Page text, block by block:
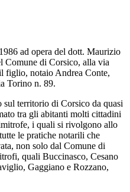
ad opera del dott. Maurizio
Comune di Corsico, alla via
figlio, notaio Andrea Conte,
Torino n. 89.
territorio di Corsico da quasi
tra gli abitanti molti cittadini
i quali si rivolgono allo
le pratiche notarili che
non solo dal Comune di
quali Buccinasco, Cesano
Gaggiano e Rozzano,